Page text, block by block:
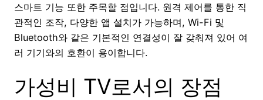
스마트 기능 또한 주목할 점입니다. 원격 제어를 통한 직
관적인 조작, 다양한 앱 설치가 가능하며, Wi-Fi 및
Bluetooth와 같은 기본적인 연결성이 잘 갖춰져 있어 여
러 기기와의 호환이 용이합니다.
가성비 TV로서의 장점